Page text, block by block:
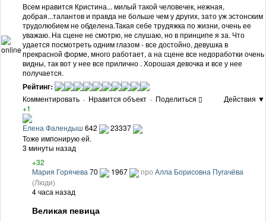
online
Всем нравится Кристина... милый такой человечек, нежная,
добрая...талантов и правда не больше чем у других, зато уж эстонским
трудолюбием не обделена.Такая себе трудяжка по жизни, очень ее
уважаю. На сцене не смотрю, не слушаю, но в принципе я за. Что
удается посмотреть одним глазом - все достойно, девушка в
прекрасной форме, много работает, а на сцене все недоработки очень
видны, так вот у нее все прилично . Хорошая девочка и все у нее
получается.
Рейтинг:
Комментировать · Нравится объект · Поделиться
Действия ▼
+1
Елена Фалендыш 642
23337
Тоже импонирую ей.
3 минуты назад
+32
Мария Горячева 70 1967 про Алла Борисовна Пугачёва
(Люди)
4 часа назад
Великая певица